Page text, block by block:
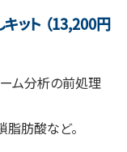
ット （13,200円
ム分析の前処理
脂肪酸など。